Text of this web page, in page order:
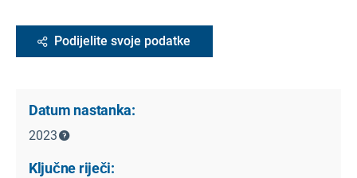
Podijelite svoje podatke
Datum nastanka:
2023
Ključne riječi: